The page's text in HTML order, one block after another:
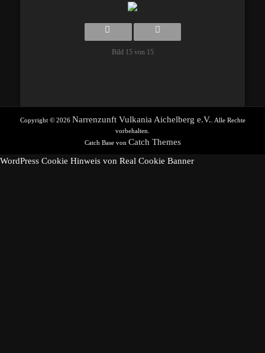
Bild 15 von 15
Copyright © 2026 Narrenzunft Vulkania Aichelberg e.V. . Alle Rechte
vorbehalten.
Catch Base von Catch Themes
WordPress Cookie Hinweis von Real Cookie Banner